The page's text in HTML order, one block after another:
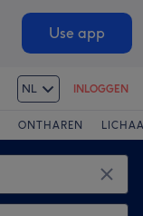
Use app
NL INLOGGEN
ONTHAREN